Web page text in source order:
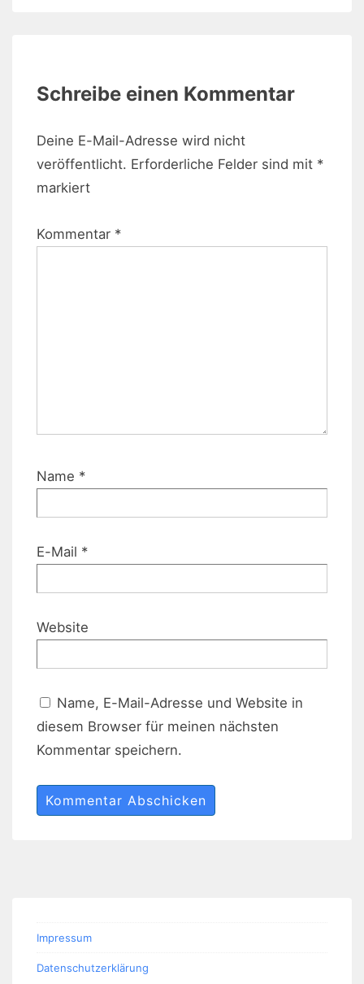
Schreibe einen Kommentar
Deine E-Mail-Adresse wird nicht
veröffentlicht. Erforderliche Felder sind mit *
markiert
Kommentar *
Name *
E-Mail *
Website
Name, E-Mail-Adresse und Website in
diesem Browser für meinen nächsten
Kommentar speichern.
Impressum
Datenschutzerklärung